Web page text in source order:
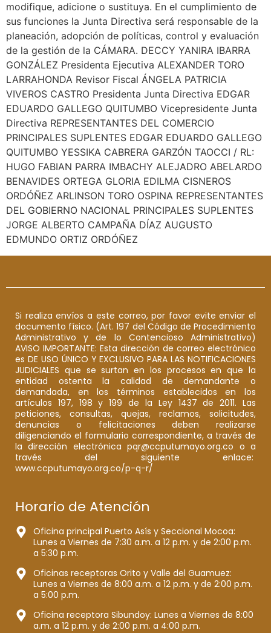
modifique, adicione o sustituya. En el cumplimiento de
sus funciones la Junta Directiva será responsable de la
planeación, adopción de políticas, control y evaluación
de la gestión de la CÁMARA. DECCY YANIRA IBARRA
GONZÁLEZ Presidenta Ejecutiva ALEXANDER TORO
LARRAHONDA Revisor Fiscal ÁNGELA PATRICIA
VIVEROS CASTRO Presidenta Junta Directiva EDGAR
EDUARDO GALLEGO QUITUMBO Vicepresidente Junta
Directiva REPRESENTANTES DEL COMERCIO
PRINCIPALES SUPLENTES EDGAR EDUARDO GALLEGO
QUITUMBO YESSIKA CABRERA GARZÓN TAOCCI / RL:
HUGO FABIAN PARRA IMBACHY ALEJADRO ABELARDO
BENAVIDES ORTEGA GLORIA EDILMA CISNEROS
ORDÓÑEZ ARLINSON TORO OSPINA REPRESENTANTES
DEL GOBIERNO NACIONAL PRINCIPALES SUPLENTES
JORGE ALBERTO CAMPAÑA DÍAZ AUGUSTO
EDMUNDO ORTIZ ORDÓÑEZ
Si realiza envíos a este correo, por favor evite enviar el
documento físico. (Art. 197 del Código de Procedimiento
Administrativo y de lo Contencioso Administrativo)
AVISO IMPORTANTE: Esta dirección de correo electrónico
es DE USO ÚNICO Y EXCLUSIVO PARA LAS NOTIFICACIONES
JUDICIALES que se surtan en los procesos en que la
entidad ostenta la calidad de demandante o
demandada, en los términos establecidos en los
artículos 197, 198 y 199 de la Ley 1437 de 2011. Las
peticiones, consultas, quejas, reclamos, solicitudes,
denuncias o felicitaciones deben realizarse
diligenciando el formulario correspondiente, a través de
la dirección electrónica pqr@ccputumayo.org.co o a
través del siguiente enlace:
www.ccputumayo.org.co/p-q-r/
Horario de Atención
Oficina principal Puerto Asís y Seccional Mocoa:
Lunes a Viernes de 7:30 a.m. a 12 p.m. y de 2:00 p.m.
a 5:30 p.m.
Oficinas receptoras Orito y Valle del Guamuez:
Lunes a Viernes de 8:00 a.m. a 12 p.m. y de 2:00 p.m.
a 5:00 p.m.
Oficina receptora Sibundoy: Lunes a Viernes de 8:00
a.m. a 12 p.m. y de 2:00 p.m. a 4:00 p.m.